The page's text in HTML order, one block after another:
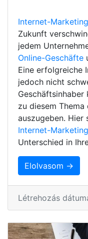
Internet-Marketing
Zukunft
jedem
Online-Geschäfte
Eine erfolgreiche
jedoch nicht
Geschäftsinhaber
zu diesem Thema
auszugeben. Hier
Internet-Marketing
Unterschied in
Elolvasom →
Létrehozás